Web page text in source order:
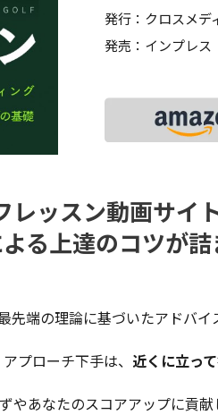
発行：クロスメデ
発売：インプレス
ッスン動画サイ
る上達のコツが詰
先端の理論に基づいたアドバ
アプローチ下手は、 近くに立って
あなたのスコアアップに貢献